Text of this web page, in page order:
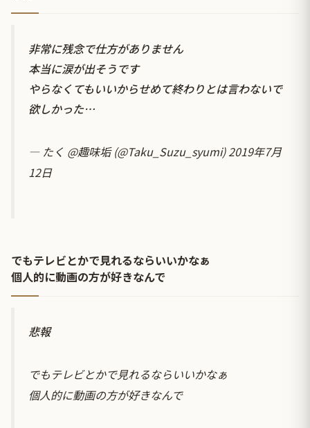
非常に残念で仕方がありません
本当に涙が出そうです
やらなくてもいいからせめて終わりとは言わないで
欲しかった…
— たく @趣味垢 (@Taku_Suzu_syumi)2019年7月
12日
でもテレビとかで見れるならいいかなぁ
個人的に動画の方が好きなんで
悲報
でもテレビとかで見れるならいいかなぁ
個人的に動画の方が好きなんで